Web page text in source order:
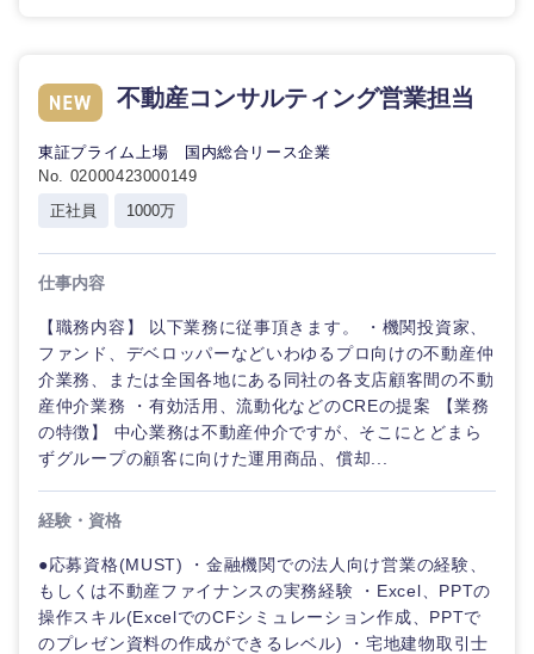
不動産コンサルティング営業担当
東証プライム上場 国内総合リース企業
No. 02000423000149
正社員
1000万
仕事内容
【職務内容】 以下業務に従事頂きます。 ・機関投資家、
ファンド、デベロッパーなどいわゆるプロ向けの不動産仲
介業務、または全国各地にある同社の各支店顧客間の不動
産仲介業務 ・有効活用、流動化などのCREの提案 【業務
の特徴】 中心業務は不動産仲介ですが、そこにとどまら
ずグループの顧客に向けた運用商品、償却...
経験・資格
●応募資格(MUST) ・金融機関での法人向け営業の経験、
もしくは不動産ファイナンスの実務経験 ・Excel、PPTの
操作スキル(ExcelでのCFシミュレーション作成、PPTで
のプレゼン資料の作成ができるレベル) ・宅地建物取引士